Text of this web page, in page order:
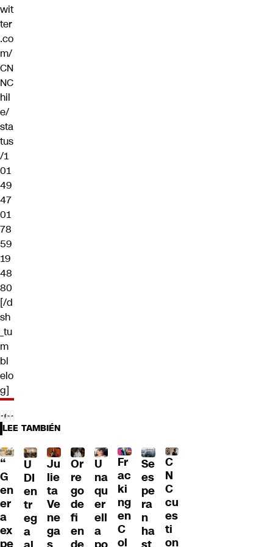
wit
ter
.co
m/
CN
NC
hil
e/
sta
tus
/1
01
49
47
01
78
59
19
48
80
[/d
sh
_tu
m
bl
elo
g]
LEE TAMBIÉN
“
G
en
er
a
ex
U
DI
en
tr
eg
a
Ju
lie
ta
Ve
ne
ga
Or
re
go
de
fi
en
U
na
qu
er
ell
a
Fr
ac
ki
ng
en
C
ol
Se
es
pe
ra
n
ha
C
N
C
cu
es
ti
on